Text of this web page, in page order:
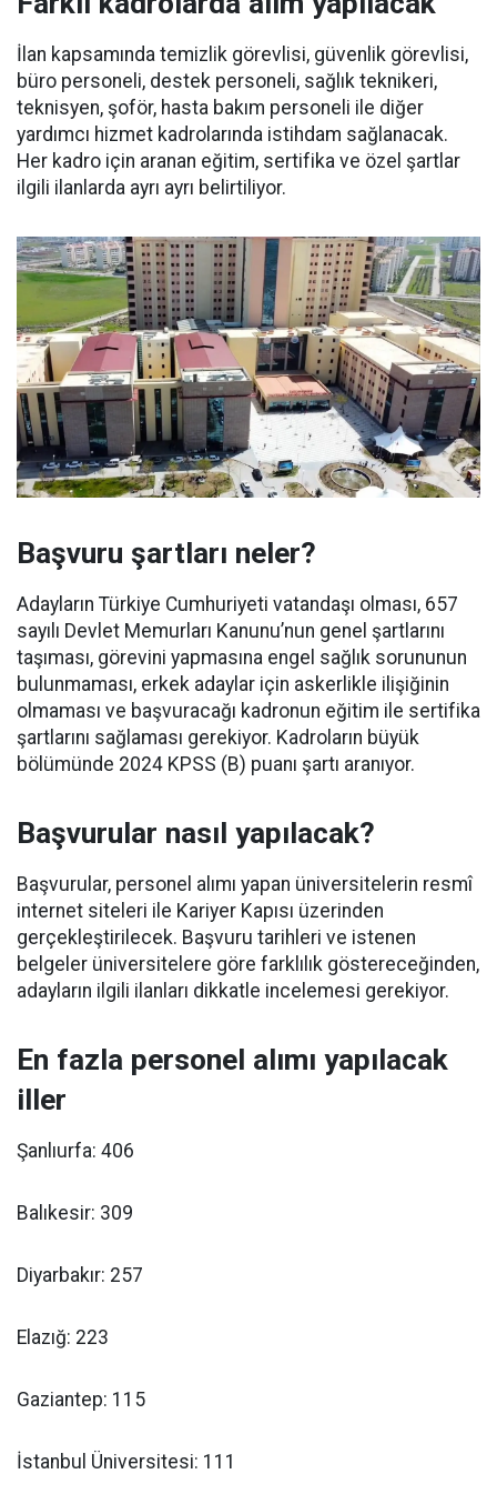
İlan kapsamında temizlik görevlisi, güvenlik görevlisi,
büro personeli, destek personeli, sağlık teknikeri,
teknisyen, şoför, hasta bakım personeli ile diğer
yardımcı hizmet kadrolarında istihdam sağlanacak.
Her kadro için aranan eğitim, sertifika ve özel şartlar
ilgili ilanlarda ayrı ayrı belirtiliyor.
Başvuru şartları neler?
Adayların Türkiye Cumhuriyeti vatandaşı olması, 657
sayılı Devlet Memurları Kanunu’nun genel şartlarını
taşıması, görevini yapmasına engel sağlık sorununun
bulunmaması, erkek adaylar için askerlikle ilişiğinin
olmaması ve başvuracağı kadronun eğitim ile sertifika
şartlarını sağlaması gerekiyor. Kadroların büyük
bölümünde 2024 KPSS (B) puanı şartı aranıyor.
Başvurular nasıl yapılacak?
Başvurular, personel alımı yapan üniversitelerin resmî
internet siteleri ile Kariyer Kapısı üzerinden
gerçekleştirilecek. Başvuru tarihleri ve istenen
belgeler üniversitelere göre farklılık göstereceğinden,
adayların ilgili ilanları dikkatle incelemesi gerekiyor.
En fazla personel alımı yapılacak
iller
Şanlıurfa: 406
Balıkesir: 309
Diyarbakır: 257
Elazığ: 223
Gaziantep: 115
İstanbul Üniversitesi: 111